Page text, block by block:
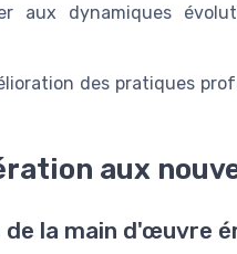
aux dynamiques
des pratiques
aux
la main d'œuvre